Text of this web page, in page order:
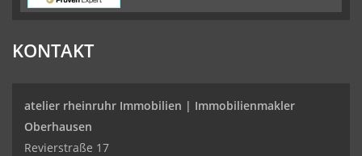
KONTAKT
atelier rheinruhr Immobilien | Immobilienmakler
Oberhausen
Revierstraße 17